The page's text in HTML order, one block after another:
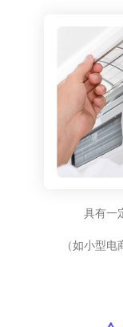
具有一
（如小型